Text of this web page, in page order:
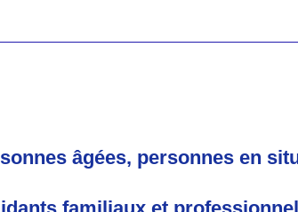
âgées, personnes en